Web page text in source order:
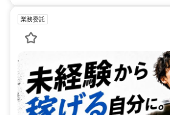
業務委託